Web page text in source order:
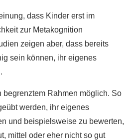
dass Kinder erst im
zur Metakognition
zeigen aber, dass bereits
sein können, ihr eigenes
begrenztem Rahmen möglich. So
werden, ihr eigenes
und beispielsweise zu bewerten,
mittel oder eher nicht so gut